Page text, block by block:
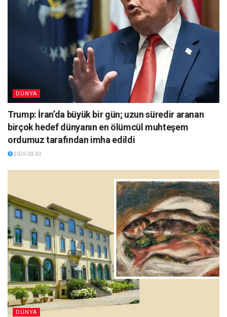
DÜNYA
Trump: İran’da büyük bir gün; uzun süredir aranan
birçok hedef dünyanın en ölümcül muhteşem
ordumuz tarafından imha edildi
2026-03-30
DÜNYA